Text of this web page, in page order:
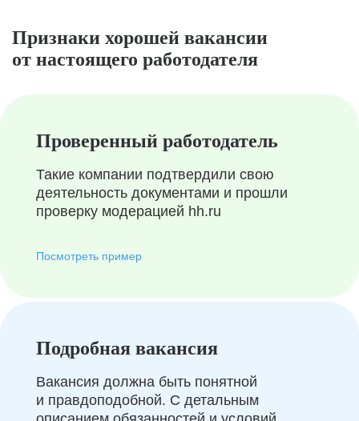
Признаки хорошей вакансии
от настоящего работодателя
Проверенный работодатель
Такие компании подтвердили свою
деятельность документами и прошли
проверку модерацией hh.ru
Посмотреть пример
Подробная вакансия
Вакансия должна быть понятной
и правдоподобной. С детальным